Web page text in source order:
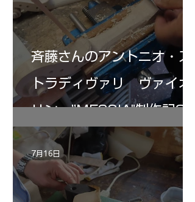
斉藤さんのアントニオ・ス
トラディヴァリ ヴァイオ
リン ”MESSIA"制作記32
7月16日